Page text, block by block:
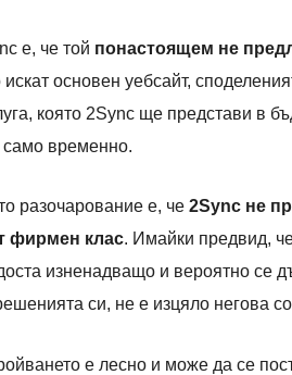
е, че той понастоящем не
основен уебсайт,
която 2Sync ще представи в
само временно.
разочарование е, че 2Sync не
фирмен клас. Имайки предвид,
изненадващо и вероятно се
си, не е изцяло негова
е лесно и може да се